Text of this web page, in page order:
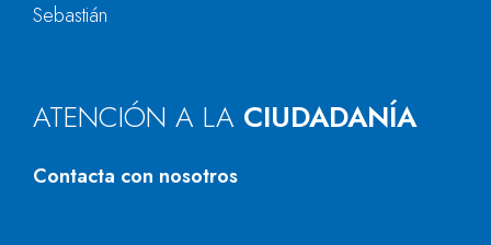
Sebastián
ATENCIÓN A LA CIUDADANÍA
Contacta con nosotros